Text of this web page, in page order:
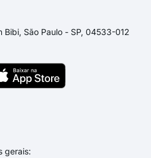
Bibi, São Paulo - SP, 04533-012
gerais: